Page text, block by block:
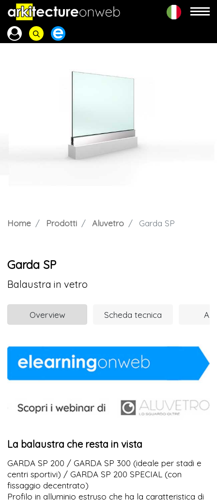
Home Prodotti Aluvetro Garda SP
Garda SP
Balaustra in vetro
Overview Scheda tecnica
La balaustra che resta in vista
GARDA SP 200 / GARDA SP 300 (ideale per stadi e
centri sportivi) / GARDA SP 200 SPECIAL (con
fissaggio decentrato)
Profilo in alluminio estruso che ha la caratteristica di